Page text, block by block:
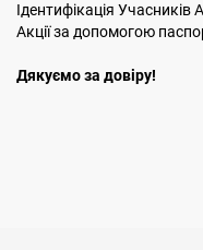
Ідентифікація Учасників
Акції за допомогою
Дякуємо за довіру!